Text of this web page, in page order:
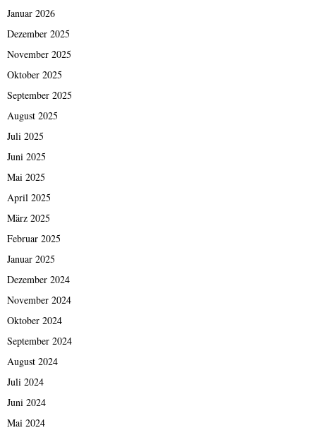
Januar 2026
Dezember 2025
November 2025
Oktober 2025
September 2025
August 2025
Juli 2025
Juni 2025
Mai 2025
April 2025
März 2025
Februar 2025
Januar 2025
Dezember 2024
November 2024
Oktober 2024
September 2024
August 2024
Juli 2024
Juni 2024
Mai 2024